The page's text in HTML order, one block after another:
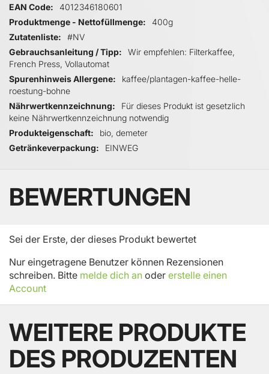
EAN Code
4012346180601
Produktmenge - Nettofüllmenge
400g
Zutatenliste
#NV
Gebrauchsanleitung / Tipp
Wir empfehlen: Filterkaffee,
French Press, Vollautomat
Spurenhinweis Allergene
kaffee/plantagen-kaffee-helle-
roestung-bohne
Nährwertkennzeichnung
Für dieses Produkt ist gesetzlich
keine Nährwertkennzeichnung notwendig
Produkteigenschaft
bio, demeter
Getränkeverpackung
EINWEG
BEWERTUNGEN
Sei der Erste, der dieses Produkt bewertet
Nur eingetragene Benutzer können Rezensionen
schreiben. Bitte melde dich an oder erstelle einen
Account
WEITERE PRODUKTE
DES PRODUZENTEN